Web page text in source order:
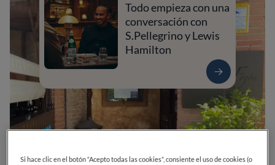
Todo empieza con una
conversación con
S.Pellegrino y Lewis
Hamilton
Si hace clic en el botón “Acepto todas las cookies”, consiente el uso de cookies (o